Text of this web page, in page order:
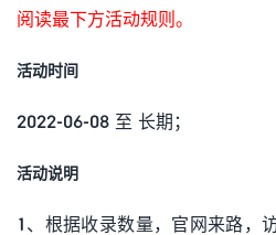
阅读最下方活动规则。
活动时间
2022-06-08 至 长期；
活动说明
1、根据收录数量，官网来路，